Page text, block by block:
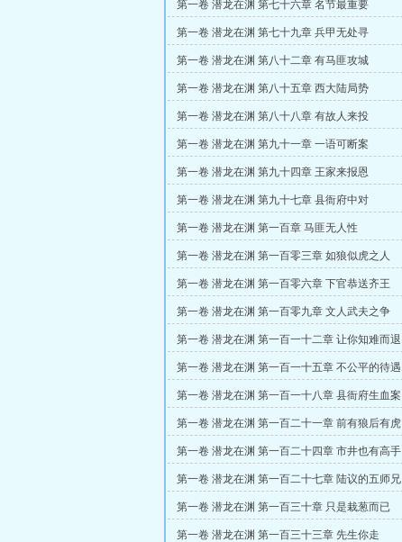
第一卷 潜龙在渊 第七十六章 名节最重要
第一卷 潜龙在渊 第七十九章 兵甲无处寻
第一卷 潜龙在渊 第八十二章 有马匪攻城
第一卷 潜龙在渊 第八十五章 西大陆局势
第一卷 潜龙在渊 第八十八章 有故人来投
第一卷 潜龙在渊 第九十一章 一语可断案
第一卷 潜龙在渊 第九十四章 王家来报恩
第一卷 潜龙在渊 第九十七章 县衙府中对
第一卷 潜龙在渊 第一百章 马匪无人性
第一卷 潜龙在渊 第一百零三章 如狼似虎之人
第一卷 潜龙在渊 第一百零六章 下官恭送齐王
第一卷 潜龙在渊 第一百零九章 文人武夫之争
第一卷 潜龙在渊 第一百一十二章 让你知难而退
第一卷 潜龙在渊 第一百一十五章 不公平的待遇
第一卷 潜龙在渊 第一百一十八章 县衙府生血案
第一卷 潜龙在渊 第一百二十一章 前有狼后有虎
第一卷 潜龙在渊 第一百二十四章 市井也有高手
第一卷 潜龙在渊 第一百二十七章 陆议的五师兄
第一卷 潜龙在渊 第一百三十章 只是栽葱而已
第一卷 潜龙在渊 第一百三十三章 先生你走